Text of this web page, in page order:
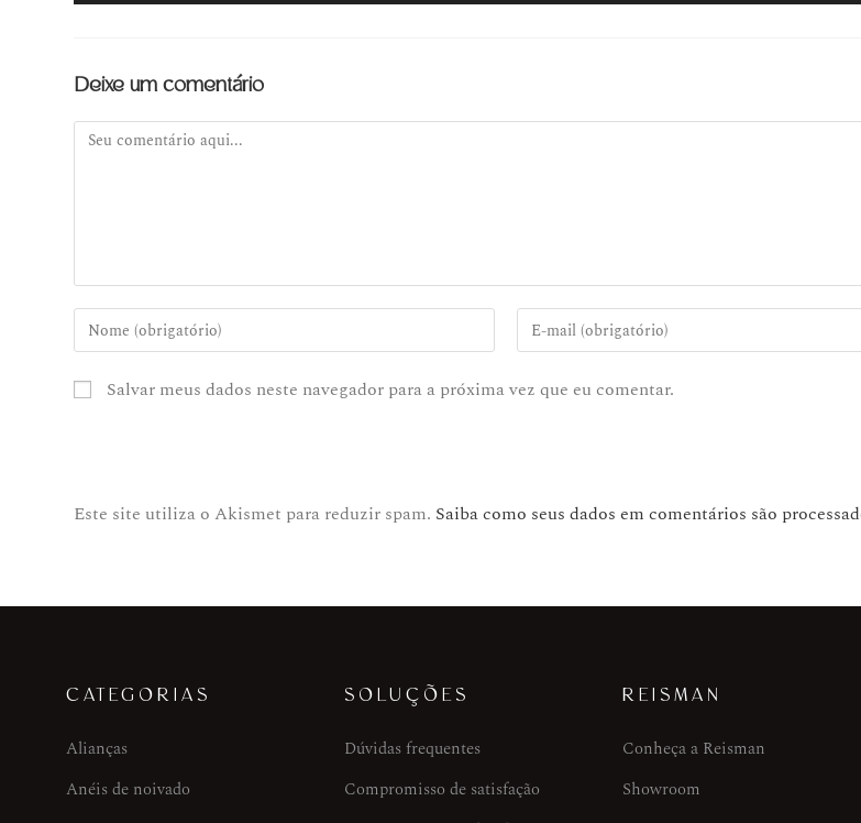
Deixe um comentário
Salvar meus dados neste navegador para a próxima vez que eu comentar.
Este site utiliza o Akismet para reduzir spam. Saiba como seus dados em comentários são
CATEGORIAS
Alianças
Anéis de noivado
SOLUÇÕES
Dúvidas frequentes
Compromisso de satisfação
REISMAN
Conheça a Reisman
Showroom